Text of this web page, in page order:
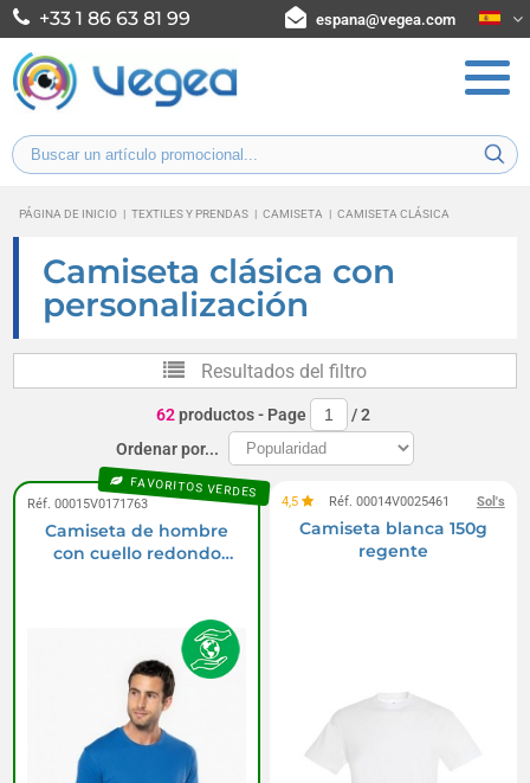
+33 1 86 63 81 99 espana@vegea.com
PÁGINA DE INICIO | TEXTILES Y PRENDAS | CAMISETA | CAMISETA CLÁSICA
Camiseta clásica con
personalización
Resultados del filtro
62productos- Page /2
Ordenar por...
FAVORITOS VERDES
Réf. 00015V0171763
Camiseta de hombre
con cuello redondo
Sol's
4,5 Réf. 00014V0025461
Camiseta blanca 150g
regente